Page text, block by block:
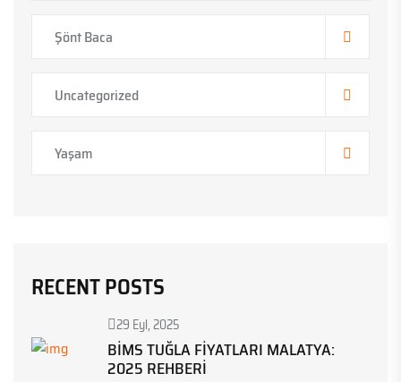
Şönt Baca
Uncategorized
Yaşam
RECENT POSTS
29 Eyl, 2025
BIMS TUĞLA FIYATLARI MALATYA:
2025 REHBERI